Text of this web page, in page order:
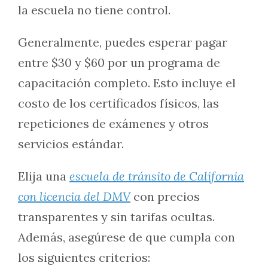
la escuela no tiene control.
Generalmente, puedes esperar pagar
entre $30 y $60 por un programa de
capacitación completo. Esto incluye el
costo de los certificados físicos, las
repeticiones de exámenes y otros
servicios estándar.
Elija una escuela de tránsito de California
con licencia del DMVcon precios
transparentes y sin tarifas ocultas.
Además, asegúrese de que cumpla con
los siguientes criterios: